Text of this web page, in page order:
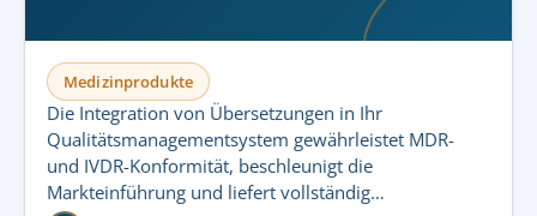
Medizinprodukte
Die Integration von Übersetzungen in Ihr
Qualitätsmanagementsystem gewährleistet MDR-
und IVDR-Konformität, beschleunigt die
Markteinführung und liefert vollständig